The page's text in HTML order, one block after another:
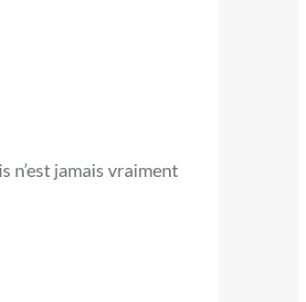
n’est jamais vraiment